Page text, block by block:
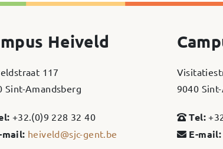
Heiveld
117
Sint-Amandsberg
+32.(0)9 228 32 40
mail: heiveld@sjc-gent.be
9040
Tel:
E-mail: